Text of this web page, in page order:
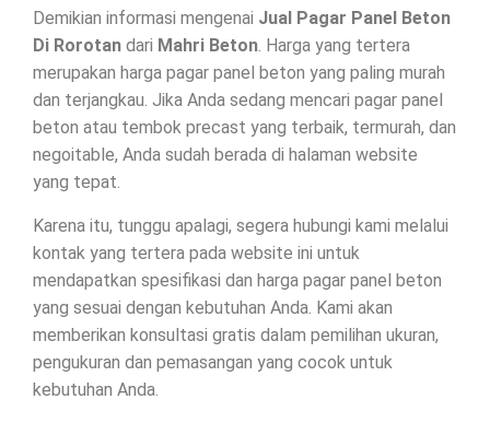
Demikian informasi mengenai Jual Pagar Panel Beton
Di Rorotan dari Mahri Beton. Harga yang tertera
merupakan harga pagar panel beton yang paling murah
dan terjangkau. Jika Anda sedang mencari pagar panel
beton atau tembok precast yang terbaik, termurah, dan
negoitable, Anda sudah berada di halaman website
yang tepat.
Karena itu, tunggu apalagi, segera hubungi kami melalui
kontak yang tertera pada website ini untuk
mendapatkan spesifikasi dan harga pagar panel beton
yang sesuai dengan kebutuhan Anda. Kami akan
memberikan konsultasi gratis dalam pemilihan ukuran,
pengukuran dan pemasangan yang cocok untuk
kebutuhan Anda.